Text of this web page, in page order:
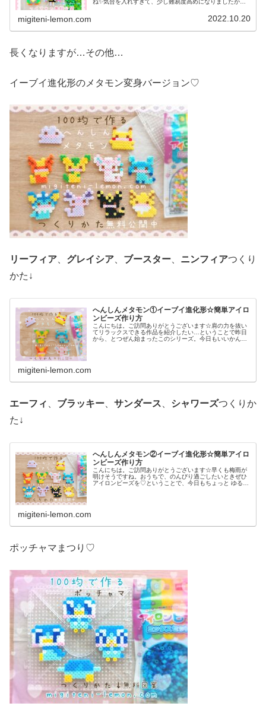
ね✨気合を入れすぎて、少し難易度高めになりましたがぜ
migiteni-lemon.com 2022.10.20
長くなりますが…その他…
イーブイ進化形のメタモン変身バージョン♡
リーフィア、 グレイシア、 ブースター、 ニンフィアつくり
かた↓
へんしんメタモン①イーブイ進化形☆簡単アイロ
ンビーズ作り方
こんにちは。ご訪問ありがとうございます☆肩の力を抜い
てリラックスできる作品を紹介したい…ということで昨日
から、とつぜん始まったこのシリーズ。今日もいいかんじ
migiteni-lemon.com
エーフィ 、 ブラッキー、 サンダース、 シャワーズつくりか
た↓
へんしんメタモン②イーブイ進化形☆簡単アイロ
ンビーズ作り方
こんにちは。ご訪問ありがとうございます☆早くも梅雨が
明けそうですね。おうちで、のんびり過ごしたいときぜひ
アイロンビーズを♡ということで、今日もちょっと ゆる〜
migiteni-lemon.com
ポッチャマまつり♡